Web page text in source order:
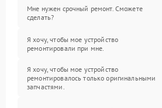
Мне нужен срочный ремонт. Сможете
сделать?
Я хочу, чтобы мое устройство
ремонтировали при мне.
Я хочу, чтобы мое устройство
ремонтировалось только оригинальными
запчастями.